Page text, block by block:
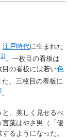
江戸時代に生まれた
[1] 。一枚目の看板は
目の看板には若い色
た、三枚目の看板に
。
と、美しく見せるべ
葉はやさ男（「優
るようになった。